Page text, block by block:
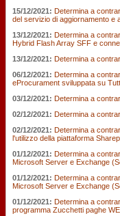
15/12/2021: Determina a
del servizio di aggiornamento e
13/12/2021: Determina a
Hybrid Flash Array SFF e
13/12/2021: Determina a
06/12/2021: Determina a
eProcurament sviluppata su
03/12/2021: Determina a
02/12/2021: Determina a
02/12/2021: Determina a
l'utilizzo della piattaforma
01/12/2021: Determina a
Microsoft Server e Exchange
01/12/2021: Determina a
Microsoft Server e Exchange
01/12/2021: Determina a
programma Zucchetti paghe